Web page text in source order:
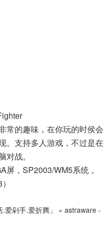
常的趣味，在你玩的时侯会
。支持多人游戏，不过是在
战。
屏，SP2003/WM5系统，
爱剁手.爱折腾」 » astraware -